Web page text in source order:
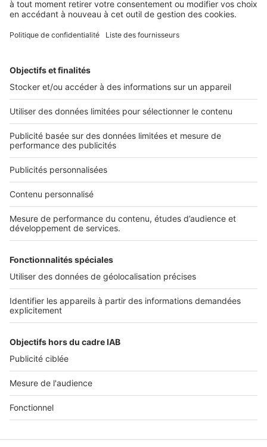
1 2 Suivant »
2 rue des Italiens 75009 Paris
01 53 38 80 00
Nos solutions pro
Actualités pro
Nous contacter
Connexion à My SeLoger Pro
Espace Presse